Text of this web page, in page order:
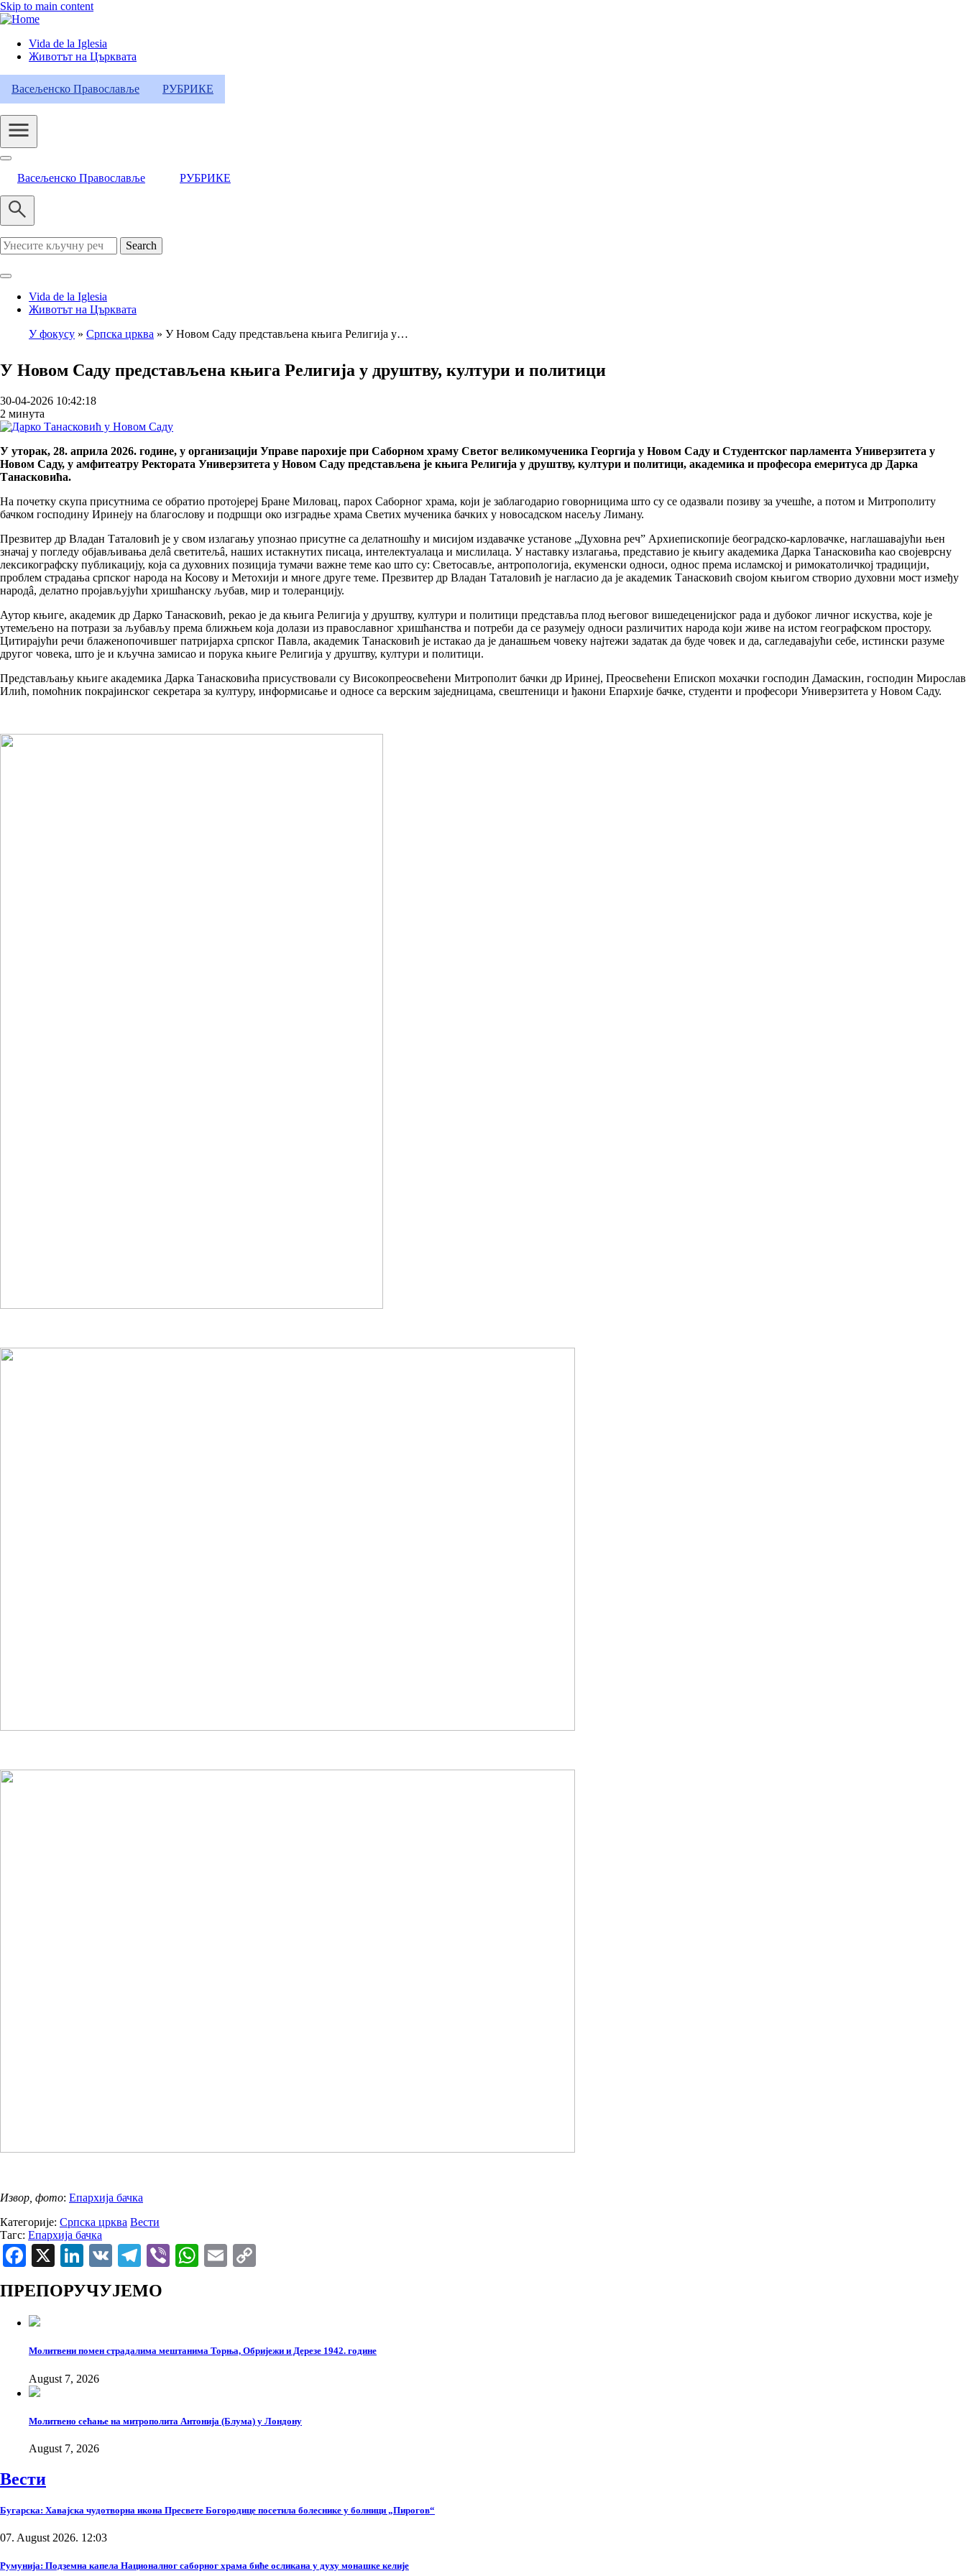
Skip to main content
Header
Category
Menu
Vida de la Iglesia
Животът на Църквата
Васељенско Православље РУБРИКЕ
Васељенско Православље РУБРИКЕ
Search
Vida de la Iglesia
Животът на Църквата
У фокусу Српска црква У Новом Саду представљена књига Религија у…
У Новом Саду представљена књига Религија у друштву, култури и политици
30-04-2026 10:42:18
2 минута
У уторак, 28. априла 2026. године, у организацији Управе парохије при Саборном храму Светог великомученика Георгија у Новом Саду и Студентског парламента Универзитета у
Новом Саду, у амфитеатру Ректората Универзитета у Новом Саду представљена је књига Религија у друштву, култури и политици, академика и професора емеритуса др Дарка
Танасковића.
На почетку скупа присутнима се обратио протојереј Бране Миловац, парох Саборног храма, који је заблагодарио говорницима што су се одазвали позиву за учешће, а потом и Митрополиту
бачком господину Иринеју на благослову и подршци око изградње храма Светих мученика бачких у новосадском насељу Лиману.
Презвитер др Владан Таталовић је у свом излагању упознао присутне са делатношћу и мисијом издавачке установе „Духовна речˮ Архиепископије београдско-карловачке, наглашавајући њен
значај у погледу објављивања делâ светитељâ, наших истакнутих писаца, интелектуалаца и мислилаца. У наставку излагања, представио је књигу академика Дарка Танасковића као својеврсну
лексикографску публикацију, која са духовних позиција тумачи важне теме као што су: Светосавље, антропологија, екуменски односи, однос према исламској и римокатоличкој традицији,
проблем страдања српског народа на Косову и Метохији и многе друге теме. Презвитер др Владан Таталовић је нагласио да је академик Танасковић својом књигом створио духовни мост између
народâ, делатно пројављујући хришћанску љубав, мир и толеранцију.
Аутор књиге, академик др Дарко Танасковић, рекао је да књига Религија у друштву, култури и политици представља плод његовог вишедеценијског рада и дубоког личног искуства, које је
утемељено на потрази за љубављу према ближњем која долази из православног хришћанства и потреби да се разумеју односи различитих народа који живе на истом географском простору.
Цитирајући речи блаженопочившег патријарха српског Павла, академик Танасковић је истакао да је данашњем човеку најтежи задатак да буде човек и да, сагледавајући себе, истински разуме
другог човека, што је и кључна замисао и порука књиге Религија у друштву, култури и политици.
Представљању књиге академика Дарка Танасковића присуствовали су Високопреосвећени Митрополит бачки др Иринеј, Преосвећени Епископ мохачки господин Дамаскин, господин Мирослав
Илић, помоћник покрајинског секретара за културу, информисање и односе са верским заједницама, свештеници и ђакони Епархије бачке, студенти и професори Универзитета у Новом Саду.
Извор, фото: Епархија бачка
Категорије: Српска црква Вести
Тагс: Епархија бачка
Facebook
X LinkedIn
VK Telegram
ViberWhatsApp
Email
ПРЕПОРУЧУЈЕМО
Молитвени помен страдалима мештанима Торња, Обријежи и Дерезе 1942. године
August 7, 2026
Молитвено сећање на митрополита Антонија (Блума) у Лондону
August 7, 2026
Вести
Бугарска: Хавајска чудотворна икона Пресвете Богородице посетила болеснике у болници „Пирогов“
07. August 2026. 12:03
Румунија: Подземна капела Националног саборног храма биће осликана у духу монашке келије